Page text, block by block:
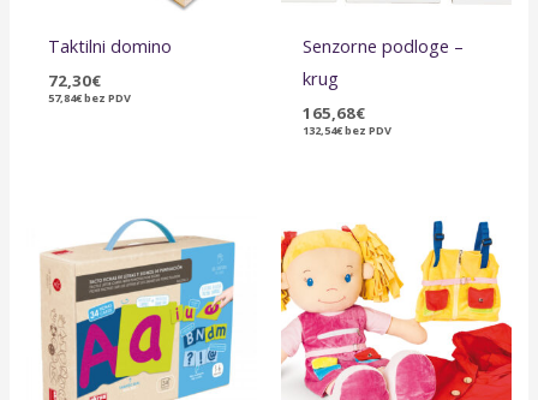
Taktilni domino
72,30€
57,84€bez PDV
Senzorne podloge –
krug
165,68€
132,54€bez PDV